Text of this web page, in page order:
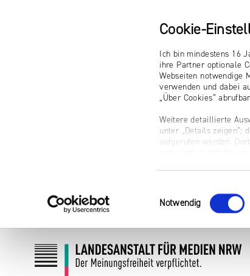
Cookie-
Ich bin mindestens 16
ihre Partner optionale
Webseiten notwendige
verwenden und dabei
„Über Cookies“
Weitere detaillierte
unter „Details zeigen“;
aufgerufen werden.
Einwilligungsauswahl
Notwendig
Inhalt
Navigation